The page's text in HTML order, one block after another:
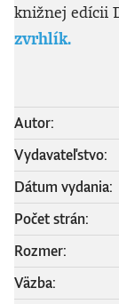
knižnej edícii
zvrhlík.
Autor:
Vydavateľstvo:
Dátum vydania:
Počet strán:
Rozmer:
Väzba: